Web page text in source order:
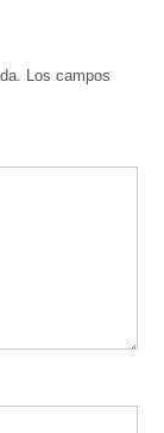
Los campos